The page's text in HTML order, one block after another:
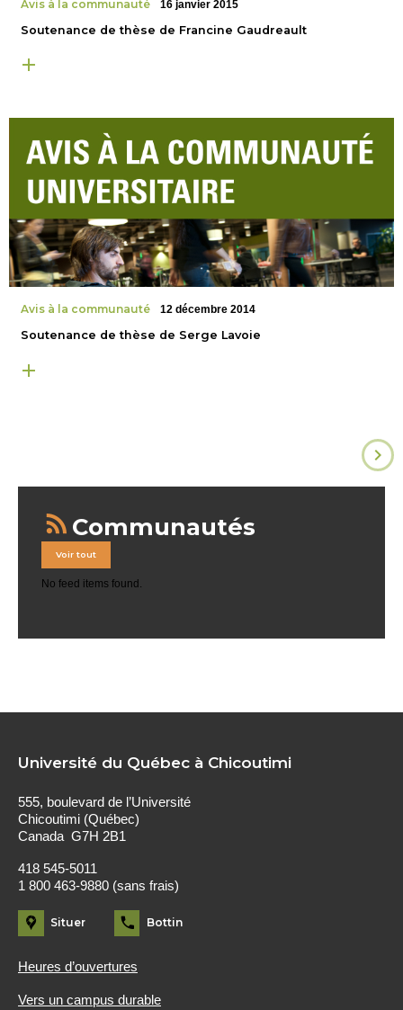
Avis à la communauté 16 janvier 2015
Soutenance de thèse de Francine Gaudreault
Avis à la communauté 12 décembre 2014
Soutenance de thèse de Serge Lavoie
Communautés
Voir tout
No feed items found.
Université du Québec à Chicoutimi
555, boulevard de l’Université
Chicoutimi (Québec)
Canada G7H 2B1
418 545-5011
1 800 463-9880 (sans frais)
Situer Bottin
Heures d’ouvertures
Vers un campus durable